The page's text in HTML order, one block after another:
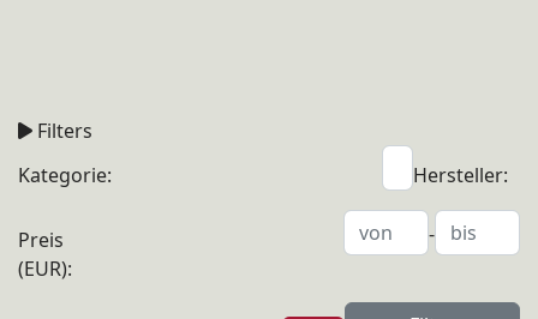
Filters
Kategorie:
Hersteller:
Preis
(EUR):
-